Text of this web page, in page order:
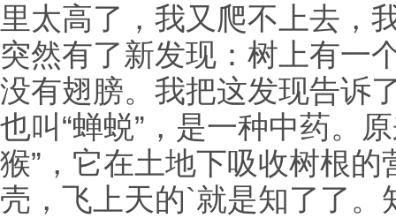
里太高了，我又爬不上去，
突然有了新发现：树上有一
没有翅膀。我把这发现告诉
也叫“蝉蜕”，是一种中药。
猴”，它在土地下吸收树根
壳，飞上天的`就是知了了